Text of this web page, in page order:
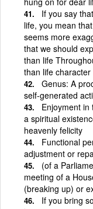
If you say
life, you mean
seems more
that we should
than life
than life character
Genus: A
self-generated
Enjoyment in
a spiritual
heavenly felicity
Functional
adjustment or
(of a
meeting of a
(breaking up) or
If you bring